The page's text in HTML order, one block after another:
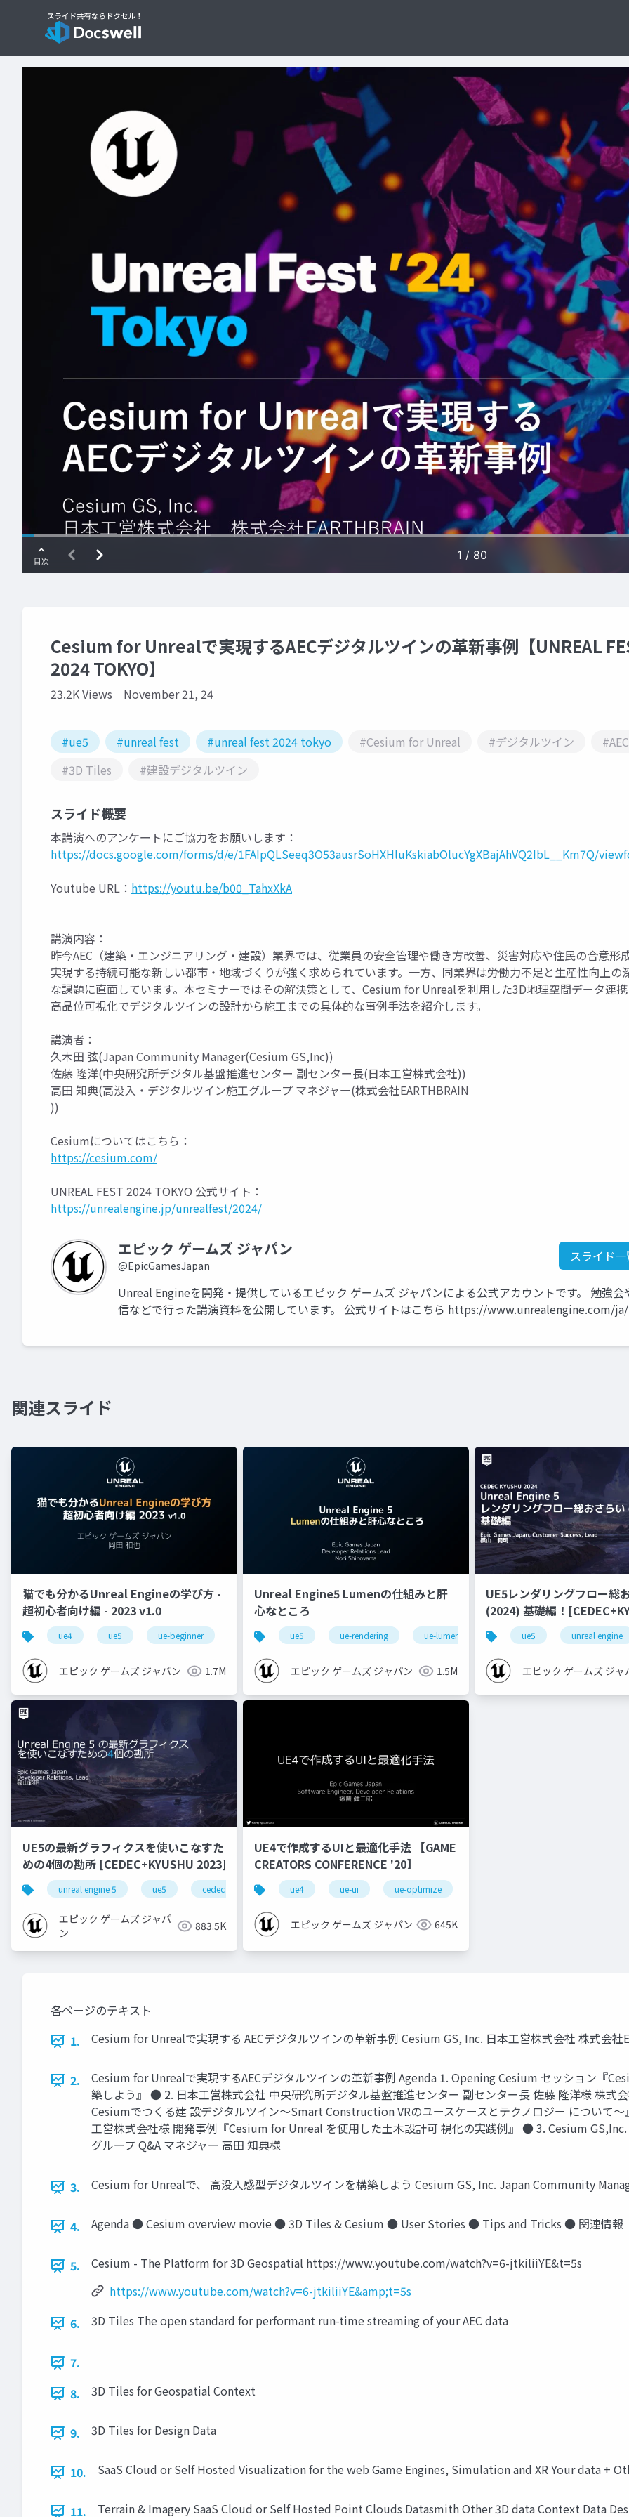
Cesium for Unrealで実現するAECデジタルツインの革新事例【UNREAL
2024 TOKYO】
23.2K Views November 21, 24
#ue5 #unreal fest #unreal fest 2024 tokyo #Cesium for Unreal #デジタルツイン
#AEC
#3D Tiles
#建設デジタルツイン
スライド概要
本講演へのアンケートにご協力をお願いします：
https://docs.google.com/forms/d/e/1FAIpQLSeeq3O53ausrSoHXHluKskiabOlucYgXBajAhVQ2IbL__Km7Q/
Youtube URL： https://youtu.be/b00_TahxXkA
講演内容：
昨今AEC（建築・エンジニアリング・建設）業界では、従業員の安全管理や働き方改善、災害対応や住民の合意形
実現する持続可能な新しい都市・地域づくりが強く求められています。一方、同業界は労働力不足と生産性向上の
な課題に直面しています。本セミナーではその解決策として、Cesium for Unrealを利用した3D地理空間データ連
高品位可視化でデジタルツインの設計から施工までの具体的な事例手法を紹介します。
講演者：
久木田 弦(Japan Community Manager(Cesium GS,Inc))
佐藤 隆洋(中央研究所デジタル基盤推進センター 副センター長(日本工営株式会社))
高田 知典(高没入・デジタルツイン施工グループ マネジャー(株式会社EARTHBRAIN
))
Cesiumについてはこちら：
https://cesium.com/
UNREAL FEST 2024 TOKYO 公式サイト：
https://unrealengine.jp/unrealfest/2024/
エピック ゲームズ ジャパン
@EpicGamesJapan
スライド
Unreal Engineを開発・提供しているエピック ゲームズ ジャパンによる公式アカウントです。 勉強会
信などで行った講演資料を公開しています。 公式サイトはこちら https://www.unrealengine.com/ja/
関連スライド
猫でも分かるUnreal Engineの学び方 -
超初心者向け編 - 2023 v1.0
ue4 ue5 ue-beginner
エピック ゲームズ ジャパン 1.7M
Unreal Engine5 Lumenの仕組みと肝
心なところ
ue5 ue-rendering ue-lumen
エピック ゲームズ ジャパン 1.5M
UE5レンダリングフロー総
(2024) 基礎編！[CEDEC+KYUSHU
2024] ue5 unreal engine
エピック ゲームズ ジャ
UE5の最新グラフィクスを使いこなすた
めの4個の勘所 [CEDEC+KYUSHU 2023]
unreal engine 5 ue5 cedec cedec+kyushu
エピック ゲームズ ジャパ
ン
883.5K
UE4で作成するUIと最適化手法 【GAME
CREATORS CONFERENCE '20】
ue4 ue-ui ue-optimize
エピック ゲームズ ジャパン 645K
各ページのテキスト
1.
Cesium for Unrealで実現する AECデジタルツインの革新事例 Cesium GS, Inc. 日本工営株式会社 株式会社
2.
Cesium for Unrealで実現するAECデジタルツインの革新事例 Agenda 1. Opening Cesium セッション『
築しよう』 ● 2. 日本工営株式会社 中央研究所デジタル基盤推進センター 副センター長 佐藤 隆洋様 株式
Cesiumでつくる建 設デジタルツイン～Smart Construction VRのユースケースとテクノロジー について
工営株式会社様 開発事例『Cesium for Unreal を使用した土木設計可 視化の実践例』 ● 3. Cesium
グループ Q&A マネジャー 高田 知典様
3. Cesium for Unrealで、 高没入感型デジタルツインを構築しよう Cesium GS, Inc. Japan Community
4. Agenda ● Cesium overview movie ● 3D Tiles & Cesium ● User Stories ● Tips and Tricks ● 関連情報
5.
Cesium - The Platform for 3D Geospatial https://www.youtube.com/watch?v=6-jtkiliiYE&t=5s
https://www.youtube.com/watch?v=6-jtkiliiYE&amp;t=5s
6.
3D Tiles The open standard for performant run-time streaming of your AEC data
7.
8.
3D Tiles for Geospatial Context
9. 3D Tiles for Design Data
10. SaaS Cloud or Self Hosted Visualization for the web Game Engines, Simulation and XR Your data +
11. Terrain & Imagery SaaS Cloud or Self Hosted Point Clouds Datasmith Other 3D data Context Data